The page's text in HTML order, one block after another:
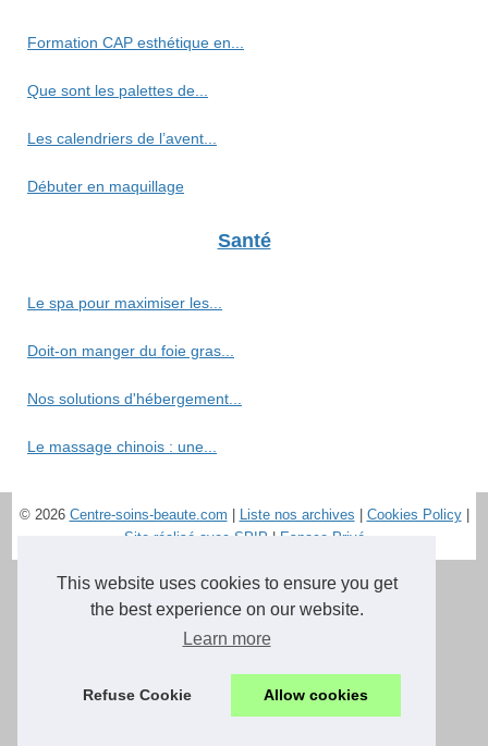
This website uses cookies to ensure you get
the best experience on our website.
Learn more
Refuse Cookie Allow cookies
Formation CAP esthétique en...
Que sont les palettes de...
Les calendriers de l’avent...
Débuter en maquillage
Santé
Le spa pour maximiser les...
Doit-on manger du foie gras...
Nos solutions d'hébergement...
Le massage chinois : une...
© 2026 Centre-soins-beaute.com Liste nos archives Cookies Policy|
Site réalisé avec SPIP | Espace Privé